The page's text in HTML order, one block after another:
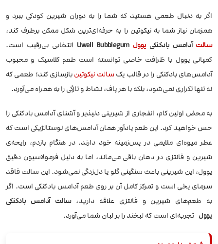
اگر به دنبال طعمی هستید که شما را به دوران شیرین کودکی ببرد و
همزمان نیاز شما به نیکوتین را به حرفه‌ای‌ترین شکل ممکن برطرف کند،
سالت آدامس بادکنکی یوول
انتخابی بی‌رقیب است.
کمپانی یوول با ظرافت خاصی توانسته است طعم کلاسیک و محبوب
آدامس‌های بادکنکی را در قالب یک سالت نیکوتینبازسازی کند؛ طعمی که
نه تنها تکراری نمی‌شود، بلکه با هر پاف، نشاط و تازگی را به همراه می‌آورد.
به محض اولین کام، انفجاری از شیرینی دلپذیر و آشنای آدامس بادکنکی را
حس خواهید کرد. این طعم یادآور همان آدامس‌های نوستالژیکی است که
عطر میوه‌ای ملایمی در پس‌زمینه خود دارند. در هنگام بازدم، رایحه‌ی
شیرین و فانتزی در دهان باقی می‌ماند، اما به دلیل فرمولاسیون دقیق
یوول، این شیرینی باعث سنگینی گلو یا دل‌زدگی نمی‌شود. این سالت فاقد
سرمای یخی است و تمرکز کامل آن بر روی طعم آدامس بادکنکی است. اگر
به طعم‌های شیرین و فانتزی علاقه دارید،سالت آدامس بادکنکی
یوول تجربه‌ای است که لبخند را بر لبان شما می‌آورد.